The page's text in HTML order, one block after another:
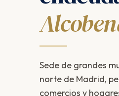
Sede de grandes
norte de Madrid,
comercios y